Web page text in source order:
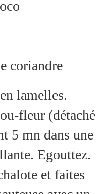
coriandre
lamelles.
fleur (détaché
5 mn dans une
Egouttez.
et faites